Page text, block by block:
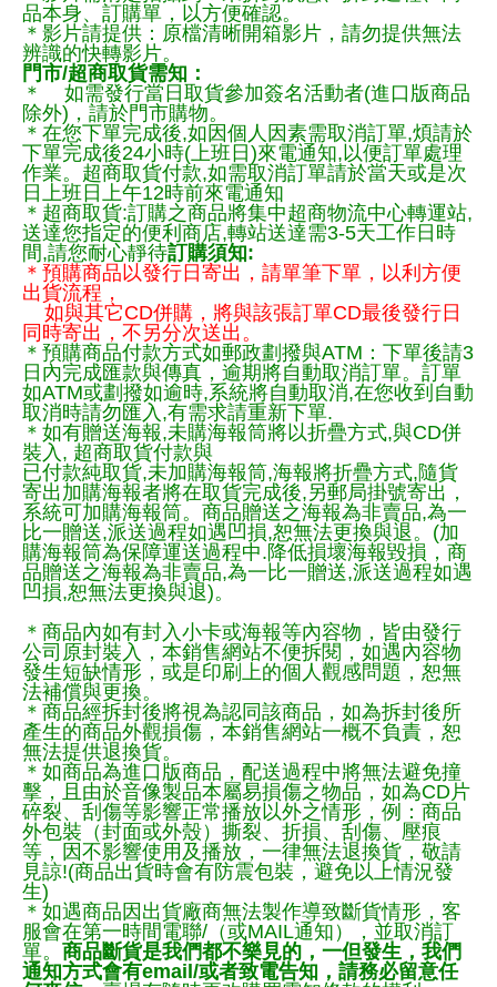
品本身、訂購單，以方便確認。
＊影片請提供：原檔清晰開箱影片，請勿提供無法
辨識的快轉影片。
門市/超商取貨需知：
＊ 如需發行當日取貨參加簽名活動者(進口版商品
除外)，請於門市購物。
＊在您下單完成後,如因個人因素需取消訂單,煩請於
下單完成後24小時(上班日)來電通知,以便訂單處理
作業。超商取貨付款,如需取消訂單請於當天或是次
日上班日上午12時前來電通知
＊超商取貨:訂購之商品將集中超商物流中心轉運站,
送達您指定的便利商店,轉站送達需3-5天工作日時
間,請您耐心靜待訂購須知:
＊預購商品以發行日寄出，請單筆下單，以利方便
出貨流程，
如與其它CD併購，將與該張訂單CD最後發行日
同時寄出，不另分次送出。
＊預購商品付款方式如郵政劃撥與ATM：下單後請3
日內完成匯款與傳真，逾期將自動取消訂單。訂單
如ATM或劃撥如逾時,系統將自動取消,在您收到自動
取消時請勿匯入,有需求請重新下單.
＊如有贈送海報,未購海報筒將以折疊方式,與CD併
裝入, 超商取貨付款與
已付款純取貨,未加購海報筒,海報將折疊方式,隨貨
寄出加購海報者將在取貨完成後,另郵局掛號寄出，
系統可加購海報筒。商品贈送之海報為非賣品,為一
比一贈送,派送過程如遇凹損,恕無法更換與退。(加
購海報筒為保障運送過程中.降低損壞海報毀損，商
品贈送之海報為非賣品,為一比一贈送,派送過程如遇
凹損,恕無法更換與退)。
＊商品內如有封入小卡或海報等內容物，皆由發行
公司原封裝入，本銷售網站不便拆閱，如遇內容物
發生短缺情形，或是印刷上的個人觀感問題，恕無
法補償與更換。
＊商品經拆封後將視為認同該商品，如為拆封後所
產生的商品外觀損傷，本銷售網站一概不負責，恕
無法提供退換貨。
＊如商品為進口版商品，配送過程中將無法避免撞
擊，且由於音像製品本屬易損傷之物品，如為CD片
碎裂、刮傷等影響正常播放以外之情形，例：商品
外包裝（封面或外殼）撕裂、折損、刮傷、壓痕
等，因不影響使用及播放，一律無法退換貨，敬請
見諒!(商品出貨時會有防震包裝，避免以上情況發
生)
＊如遇商品因出貨廠商無法製作導致斷貨情形，客
服會在第一時間電聯/（或MAIL通知），並取消訂
單。 商品斷貨是我們都不樂見的，一但發生，我們
通知方式會有email/或者致電告知，請務必留意任